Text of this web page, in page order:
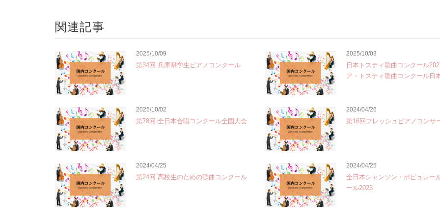
関連記事
2025/10/09
第34回 兵庫県学生ピアノコンクール
2025/10/03
日本トスティ歌曲コンクール
ア・トスティ歌曲コンクール日
2025/10/02
第78回 全日本合唱コンクール全国大会
2024/04/26
第16回フレッシュピアノコンサ
2024/04/25
第24回 高校生のための歌曲コンクール
2024/04/25
全日本シャンソン・ポピュレー
ール2023